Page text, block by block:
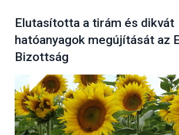
Elutasította a tirám és dikvát
hatóanyagok megújítását az
Bizottság